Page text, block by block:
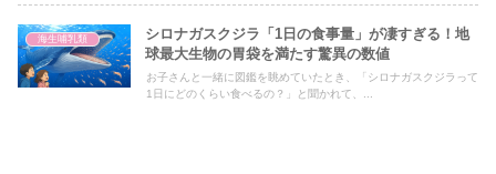
海生哺乳類
シロナガスクジラ「1日の食事量」が凄すぎる！地
球最大生物の胃袋を満たす驚異の数値
お子さんと一緒に図鑑を眺めていたとき、「シロナガスクジラって
1日にどのくらい食べるの？」と聞かれて、...